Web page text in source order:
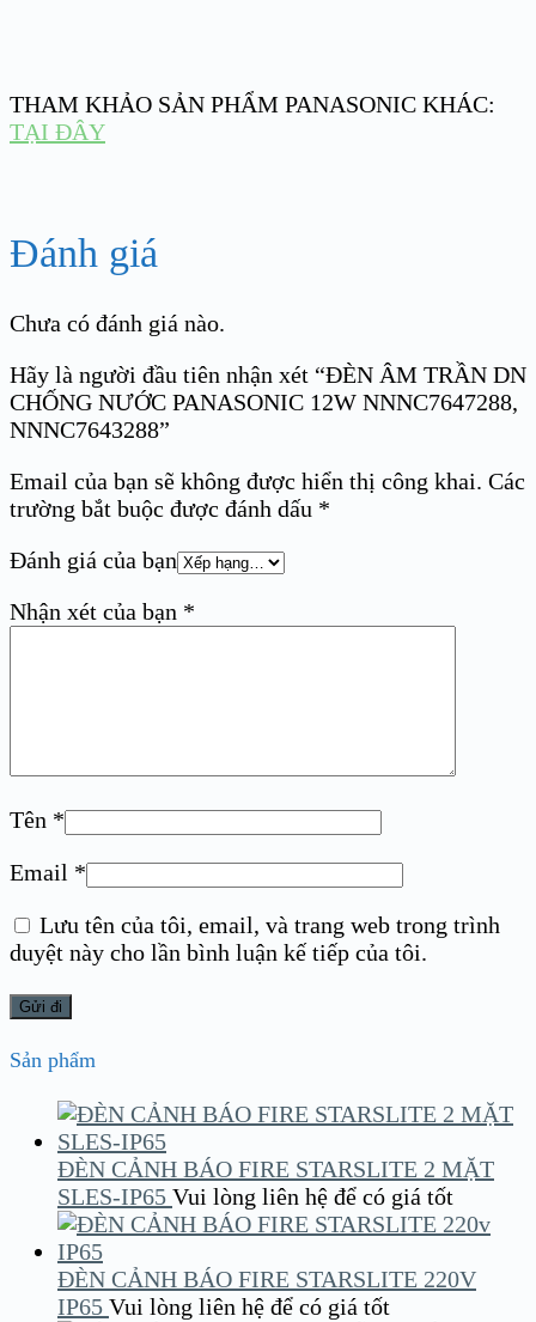
THAM KHẢO SẢN PHẨM PANASONIC KHÁC:
TẠI ĐÂY
Đánh giá
Chưa có đánh giá nào.
Hãy là người đầu tiên nhận xét “ĐÈN ÂM TRẦN DN
CHỐNG NƯỚC PANASONIC 12W NNNC7647288,
NNNC7643288”
Email của bạn sẽ không được hiển thị công khai. Các
trường bắt buộc được đánh dấu *
Đánh giá của bạn
Nhận xét của bạn *
Tên *
Email *
Lưu tên của tôi, email, và trang web trong trình
duyệt này cho lần bình luận kế tiếp của tôi.
Sản phẩm
ĐÈN CẢNH BÁO FIRE STARSLITE 2 MẶT
SLES-IP65 Vui lòng liên hệ để có giá tốt
ĐÈN CẢNH BÁO FIRE STARSLITE 220V
IP65 Vui lòng liên hệ để có giá tốt